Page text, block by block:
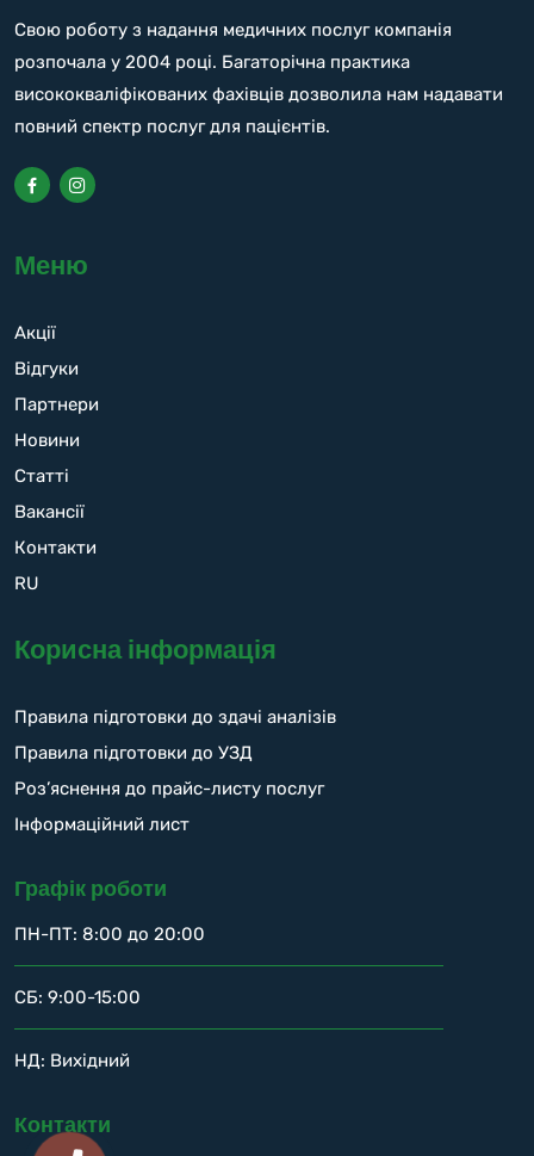
Свою роботу з надання медичних послуг компанія
розпочала у 2004 році. Багаторічна практика
висококваліфікованих фахівців дозволила нам надавати
повний спектр послуг для пацієнтів.
Меню
Акції
Відгуки
Партнери
Новини
Статті
Вакансії
Контакти
RU
Корисна інформація
Правила підготовки до здачі аналізів
Правила підготовки до УЗД
Роз’яснення до прайс-листу послуг
Інформаційний лист
Графік роботи
ПН-ПТ: 8:00 до 20:00
СБ: 9:00-15:00
НД: Вихідний
Контакти